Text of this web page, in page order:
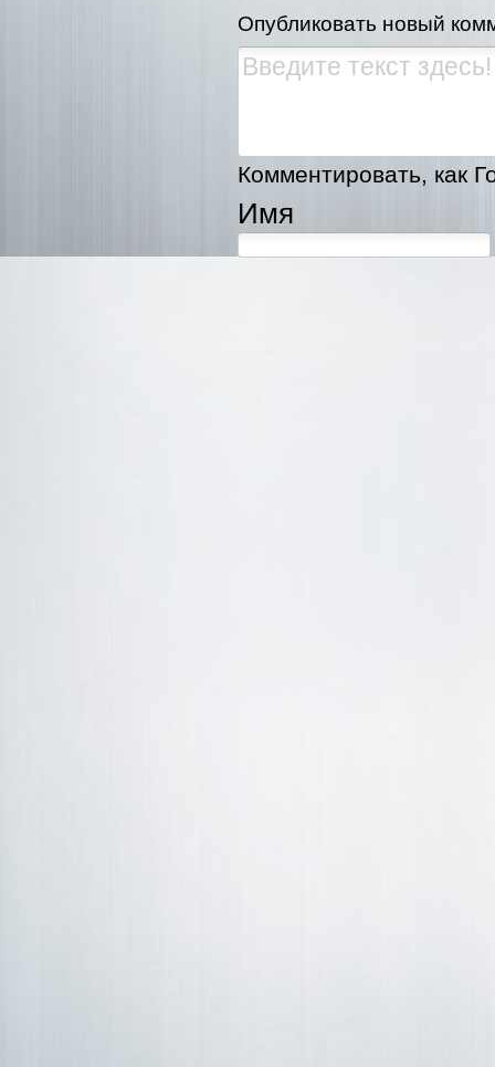
Опубликовать новый
Комментировать, как
Имя